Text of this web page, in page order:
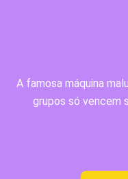
A famosa máquina
grupos só vencem